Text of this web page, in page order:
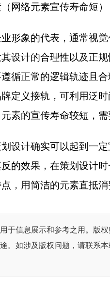
网络元素宣传寿命短）
形象的代表，通常视
设计的合理性以及正
循正常的逻辑轨迹且合
定义接轨，可利用泛
素的宣传寿命较短，需
设计确实可以起到一
的效果，在策划设计
，用简洁的元素直抵消
于信息展示和参考之用。版
。如涉及版权问题，请联系